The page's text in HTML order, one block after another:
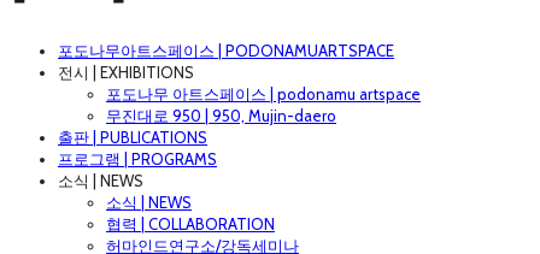
포도나무아트스페이스 | PODONAMUARTSPACE
전시 | EXHIBITIONS
포도나무 아트스페이스 | podonamu artspace
무진대로 950 | 950, Mujin-daero
출판 | PUBLICATIONS
프로그램 | PROGRAMS
소식 | NEWS
소식 | NEWS
협력 | COLLABORATION
허마인드연구소/강독세미나